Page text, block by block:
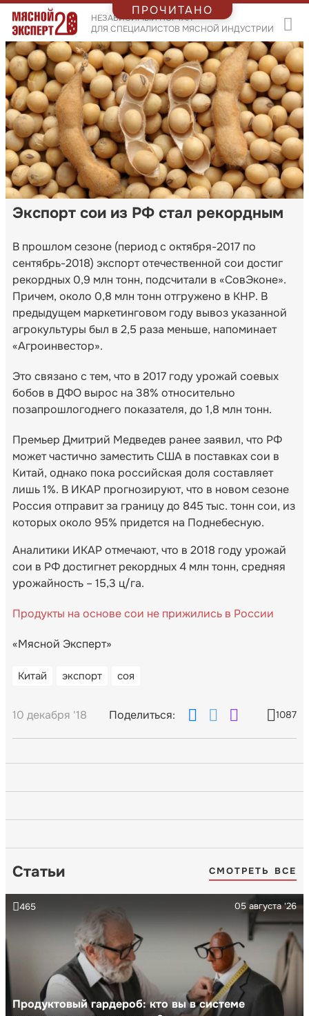
НЕЗАВИСИМЫЙ ПОРТАЛ
ДЛЯ СПЕЦИАЛИСТОВ МЯСНОЙ ИНДУСТРИИ
Экспорт сои из РФ стал рекордным
В прошлом сезоне (период с октября-2017 по
сентябрь-2018) экспорт отечественной сои достиг
рекордных 0,9 млн тонн, подсчитали в «СовЭконе».
Причем, около 0,8 млн тонн отгружено в КНР. В
предыдущем маркетинговом году вывоз указанной
агрокультуры был в 2,5 раза меньше, напоминает
«Агроинвестор».
Это связано с тем, что в 2017 году урожай соевых
бобов в ДФО вырос на 38% относительно
позапрошлогоднего показателя, до 1,8 млн тонн.
Премьер Дмитрий Медведев ранее заявил, что РФ
может частично заместить США в поставках сои в
Китай, однако пока российская доля составляет
лишь 1%. В ИКАР прогнозируют, что в новом сезоне
Россия отправит за границу до 845 тыс. тонн сои, из
которых около 95% придется на Поднебесную.
Аналитики ИКАР отмечают, что в 2018 году урожай
сои в РФ достигнет рекордных 4 млн тонн, средняя
урожайность – 15,3 ц/га.
Продукты на основе сои не прижились в России
«Мясной Эксперт»
Китай экспорт соя
10 декабря '18 Поделиться: 1087
Статьи СМОТРЕТЬ ВСЕ
Продуктовый гардероб: кто вы в системе
05 августа '26
465
ПРОЧИТАНО